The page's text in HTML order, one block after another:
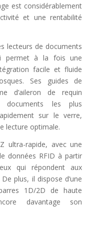
est considérablement
et une rentabilité
lecteurs de documents
permet à la fois une
facile et fluide
Ses guides de
d’aileron de requin
documents les plus
sur le verre,
lecture optimale.
ultra-rapide, avec une
données RFID à partir
qui répondent aux
plus, il dispose d’une
1D/2D de haute
davantage son